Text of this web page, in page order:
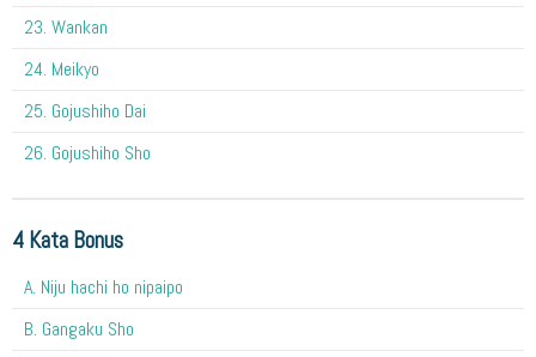
23. Wankan
24. Meikyo
25. Gojushiho Dai
26. Gojushiho Sho
4 Kata Bonus
A. Niju hachi ho nipaipo
B. Gangaku Sho